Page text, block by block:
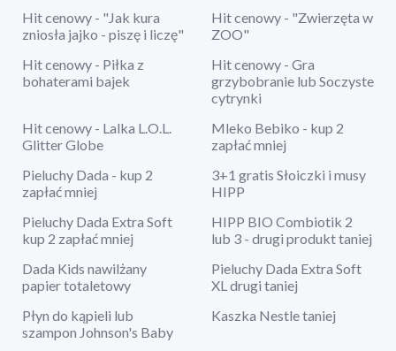
Hit cenowy - "Jak kura
zniosła jajko - piszę i liczę"
Hit cenowy - "Zwierzęta w
ZOO"
Hit cenowy - Piłka z
bohaterami bajek
Hit cenowy - Gra
grzybobranie lub Soczyste
cytrynki
Hit cenowy - Lalka L.O.L.
Glitter Globe
Mleko Bebiko - kup 2
zapłać mniej
Pieluchy Dada - kup 2
zapłać mniej
3+1 gratis Słoiczki i musy
HIPP
Pieluchy Dada Extra Soft
kup 2 zapłać mniej
HIPP BIO Combiotik 2
lub 3 - drugi produkt taniej
Dada Kids nawilżany
papier totaletowy
Pieluchy Dada Extra Soft
XL drugi taniej
Płyn do kąpieli lub
szampon Johnson's Baby
Kaszka Nestle taniej